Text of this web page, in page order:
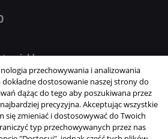
M.KARLIŃSKI
przechowywania i analizowania
dostosowanie naszej strony do
dążąc do tego aby poszukiwana przez
precyzyjna. Akceptując wszystkie
się zmieniać i dostosowywać do Twoich
typ przechowywanych przez nas